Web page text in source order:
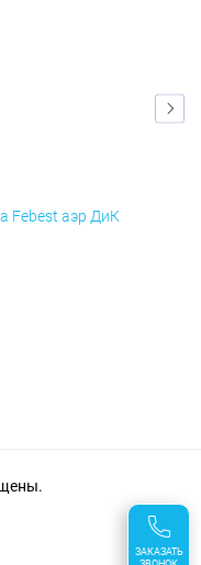
Febest аэр ДиК
ЗАКАЗАТЬ